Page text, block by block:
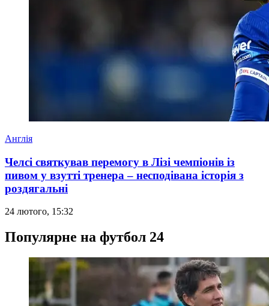
Англія
Челсі святкував перемогу в Лізі чемпіонів із
пивом у взутті тренера – несподівана історія з
роздягальні
24 лютого, 15:32
Популярне на футбол 24